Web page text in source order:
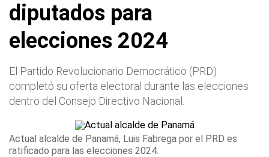
diputados para
elecciones 2024
El Partido Revolucionario Democrático (PRD)
completó su oferta electoral durante las elecciones
dentro del Consejo Directivo Nacional.
Actual alcalde de Panamá, Luis Fabrega por el PRD es
ratificado para las elecciones 2024.